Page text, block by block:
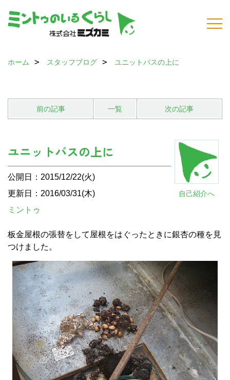
ホーム スタッフブログ ユニットバスの上に
前の記事 一覧 次の記事
自己紹介へ
ユニットバスの上に
公開日：2015/12/22(火)
更新日：2016/03/31(木)
ミントゥ
板金屋根の張替をして屋根をはぐったときに銀杏の種を見
つけました。